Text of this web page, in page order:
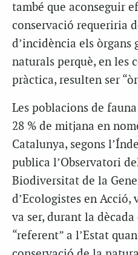
també que aconseguir
conservació requeriria
d’incidència els òrgans
naturals perquè, en les
pràctica, resulten ser
Les poblacions de
28 % de mitjana en
Catalunya, segons
publica l’Observatori
Biodiversitat de la
d’Ecologistes en
va ser, durant la
“referent” a l’Estat